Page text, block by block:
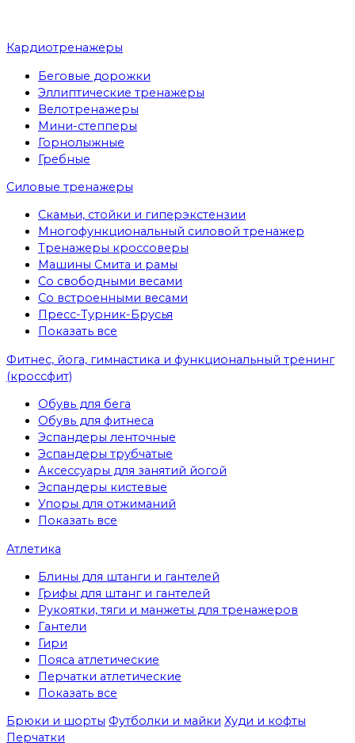
Кардиотренажеры
Беговые дорожки
Эллиптические тренажеры
Велотренажеры
Мини-степперы
Горнолыжные
Гребные
Cиловые тренажеры
Скамьи, стойки и гиперэкстензии
Многофункциональный силовой тренажер
Тренажеры кроссоверы
Машины Смита и рамы
Со свободными весами
Со встроенными весами
Пресс-Турник-Брусья
Показать все
Фитнес, йога, гимнастика и функциональный тренинг
(кроссфит)
Обувь для бега
Обувь для фитнеса
Эспандеры ленточные
Эспандеры трубчатые
Аксессуары для занятий йогой
Эспандеры кистевые
Упоры для отжиманий
Показать все
Атлетика
Блины для штанги и гантелей
Грифы для штанг и гантелей
Рукоятки, тяги и манжеты для тренажеров
Гантели
Гири
Пояса атлетические
Перчатки атлетические
Показать все
Брюки и шорты Футболки и майки Худи и кофты
Перчатки